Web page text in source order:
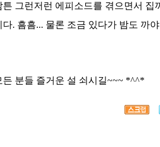
튼 그런저런 에피소드를 겪으면서 집
다. 흠흠... 물론 조금 있다가 밤도 까
든 분들 즐거운 설 쇠시길~~~ *^^*